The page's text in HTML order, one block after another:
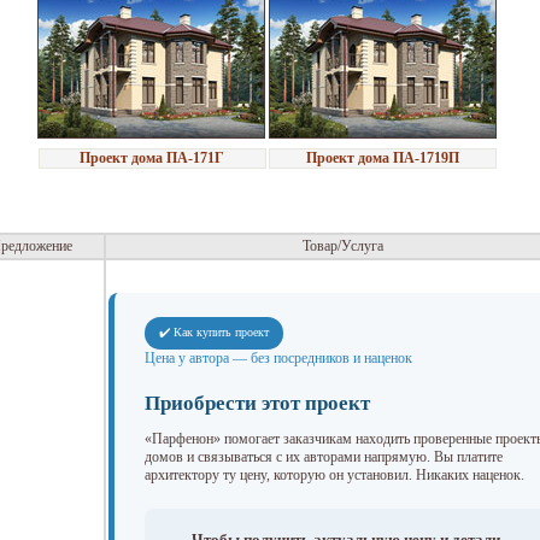
Проект дома ПА-171Г Проект дома ПА-1719П
Товар/Услуга
✔️ Как купить проект
Цена у автора — без посредников и наценок
Приобрести этот проект
«Парфенон» помогает заказчикам находить проверенные
домов и связываться с их авторами напрямую. Вы платите
архитектору ту цену, которую он установил. Никаких наценок.